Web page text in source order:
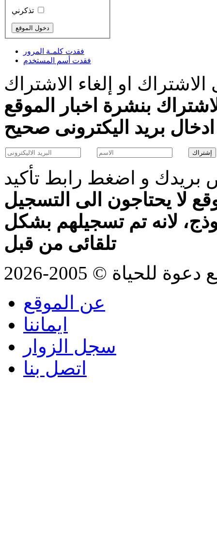
فقدت كلمـة المرور
فقدت أسم المستخدم
او إلغاء الاشتراك
بنشرة اخبار الموقع
و اضغط رابط تأكيد
لا يحتاجون الى التسجيل
لانه تم تسجيلهم بشكل
تلقائى من قبل
© 2005-2026
عن الموقع
ايماننا
سجل الزوار
اتصل بنا